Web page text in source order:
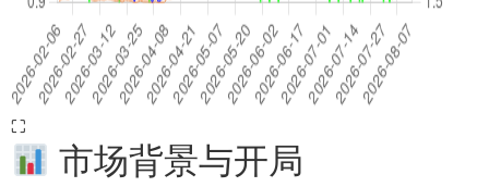
⛶
市场背景与开局